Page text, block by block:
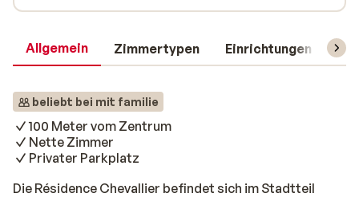
Allgemein Zimmertypen Einrichtungen
beliebt bei mit familie
100 Meter vom Zentrum
Nette Zimmer
Privater Parkplatz
Die Résidence Chevallier befindet sich im Stadtteil